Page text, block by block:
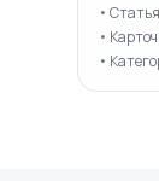
•
•
•